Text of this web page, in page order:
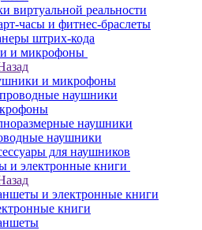
виртуальной реальности
часы и фитнес-браслеты
штрих-кода
и микрофоны
и микрофоны
наушники
наушники
наушники
для наушников
и электронные книги
и электронные книги
книги